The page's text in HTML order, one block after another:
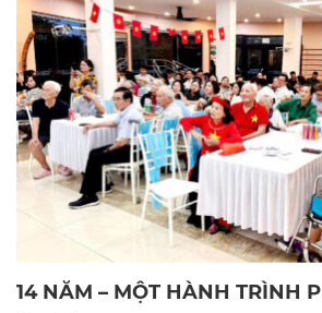
14 NĂM – MỘT HÀNH TRÌNH